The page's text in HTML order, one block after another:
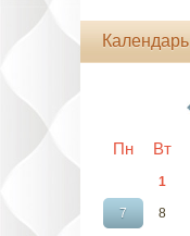
Календарь
Пн Вт
1
7 8